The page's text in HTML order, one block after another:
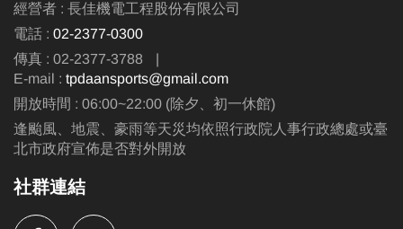
經營者 : 長佳機電工程股份有限公司
電話 : 02-2377-0300
傳真 : 02-2377-3788
|
E-mail : tpdaansports@gmail.com
開放時間 : 06:00~22:00 (除夕、初一休館)
逢颱風、地震、豪雨等天災均依照行政院人事行政總處或臺
北市政府宣佈是否對外開放
社群連結